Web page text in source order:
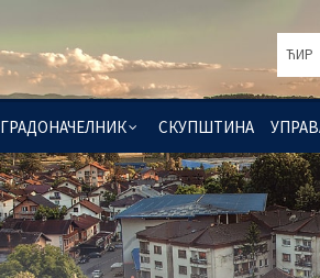
ГРАДОНАЧЕЛНИК СКУПШТИНА
ЋИР